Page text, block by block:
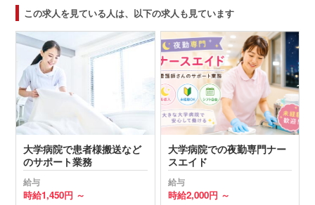
この求人を見ている人は、以下の求人も見ています
大学病院で患者様搬送など
のサポート業務
給与
時給1,450円 ～
大学病院での夜勤専門ナー
スエイド
給与
時給2,000円 ～